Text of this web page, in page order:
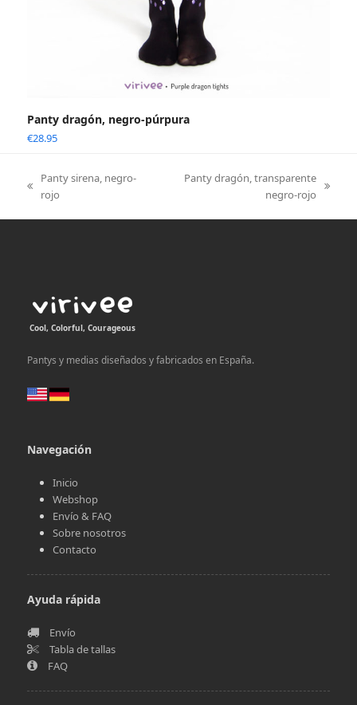
Panty dragón, negro-púrpura
€28.95
previous
Panty sirena, negro-
rojo
Panty dragón, transparente
negro-rojo
Cool, Colorful, Courageous
Pantys y medias diseñados y fabricados en España.
Navegación
Inicio
Webshop
Envío & FAQ
Sobre nosotros
Contacto
Ayuda rápida
Envío
Tabla de tallas
FAQ